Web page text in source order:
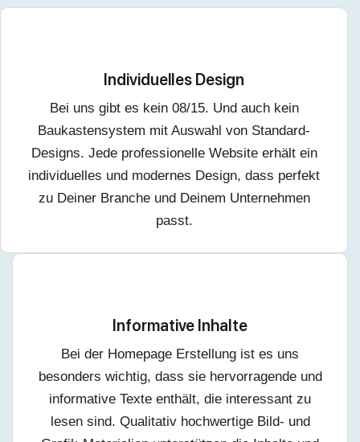
Individuelles Design
Bei uns gibt es kein 08/15. Und auch kein
Baukastensystem mit Auswahl von Standard-
Designs. Jede professionelle Website erhält ein
individuelles und modernes Design, dass perfekt
zu Deiner Branche und Deinem Unternehmen
passt.
Informative Inhalte
Bei der Homepage Erstellung ist es uns
besonders wichtig, dass sie hervorragende und
informative Texte enthält, die interessant zu
lesen sind. Qualitativ hochwertige Bild- und